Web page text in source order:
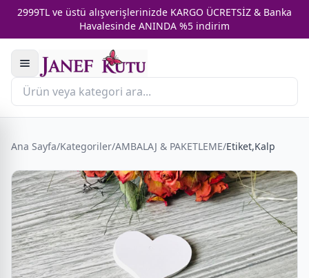
2999TL ve üstü alışverişlerinizde KARGO ÜCRETSİZ & Banka
Havalesinde ANINDA %5 indirim
Ana Sayfa/Kategoriler/AMBALAJ & PAKETLEME/Etiket,Kalp